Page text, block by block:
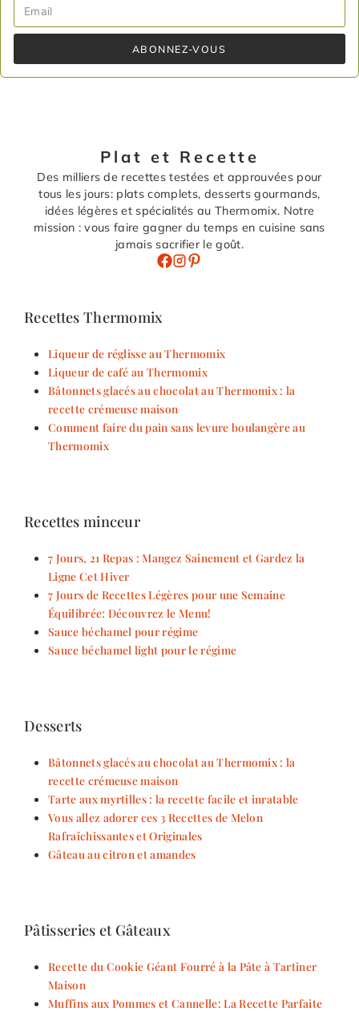
ABONNEZ-VOUS
Plat et Recette
Des milliers de recettes testées et approuvées pour
tous les jours: plats complets, desserts gourmands,
idées légères et spécialités au Thermomix. Notre
mission : vous faire gagner du temps en cuisine sans
jamais sacrifier le goût.
Recettes Thermomix
Liqueur de réglisse au Thermomix
Liqueur de café au Thermomix
Bâtonnets glacés au chocolat au Thermomix : la
recette crémeuse maison
Comment faire du pain sans levure boulangère au
Thermomix
Recettes minceur
7 Jours, 21 Repas : Mangez Sainement et Gardez la
Ligne Cet Hiver
7 Jours de Recettes Légères pour une Semaine
Équilibrée: Découvrez le Menu!
Sauce béchamel pour régime
Sauce béchamel light pour le régime
Desserts
Bâtonnets glacés au chocolat au Thermomix : la
recette crémeuse maison
Tarte aux myrtilles : la recette facile et inratable
Vous allez adorer ces 3 Recettes de Melon
Rafraîchissantes et Originales
Gâteau au citron et amandes
Pâtisseries et Gâteaux
Recette du Cookie Géant Fourré à la Pâte à Tartiner
Maison
Muffins aux Pommes et Cannelle: La Recette Parfaite